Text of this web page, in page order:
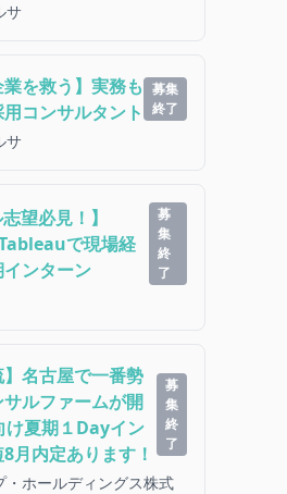
サ
業を救う】実務も
コンサルタント
募集
終了
サ
望必見！】
で現場経
ンターン
募
集
終
了
】名古屋で一番勢
ルファームが開
け夏期１Dayイン
月内定あります！
募
集
終
了
・ホールディングス株式